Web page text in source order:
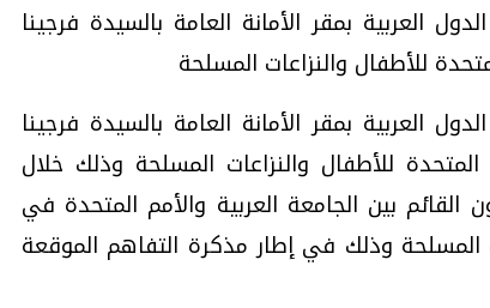
العربية بمقر الأمانة العامة بالسيدة فرجينا
للأطفال والنزاعات المسلحة
العربية بمقر الأمانة العامة بالسيدة فرجينا
المتحدة للأطفال والنزاعات المسلحة وذلك خلال
القائم بين الجامعة العربية والأمم المتحدة في
المسلحة وذلك في إطار مذكرة التفاهم الموقعة
تحقيقات وحوارات
بعد إشعارات "جوجل" .. هل يمكن التنبوء
تحقيقات وحوارات
.. تساؤلات